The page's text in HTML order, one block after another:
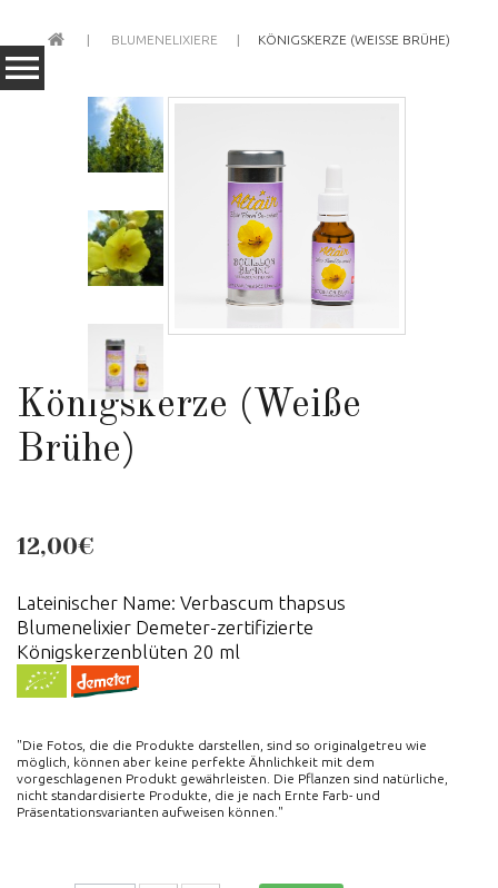
BLUMENELIXIERE KÖNIGSKERZE (WEISSE BRÜHE)
Königskerze (Weiße
Brühe)
12,00€
Lateinischer Name: Verbascum thapsus
Blumenelixier Demeter-zertifizierte
Königskerzenblüten 20 ml
"Die Fotos, die die Produkte darstellen, sind so originalgetreu wie
möglich, können aber keine perfekte Ähnlichkeit mit dem
vorgeschlagenen Produkt gewährleisten. Die Pflanzen sind natürliche,
nicht standardisierte Produkte, die je nach Ernte Farb- und
Präsentationsvarianten aufweisen können."